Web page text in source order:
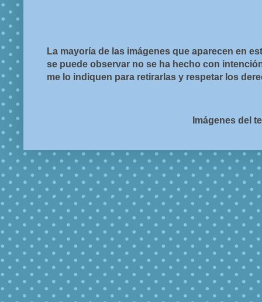
La mayoría de las imágenes que aparecen en
se puede observar no se ha hecho con
me lo indiquen para retirarlas y respetar los
Imágenes del